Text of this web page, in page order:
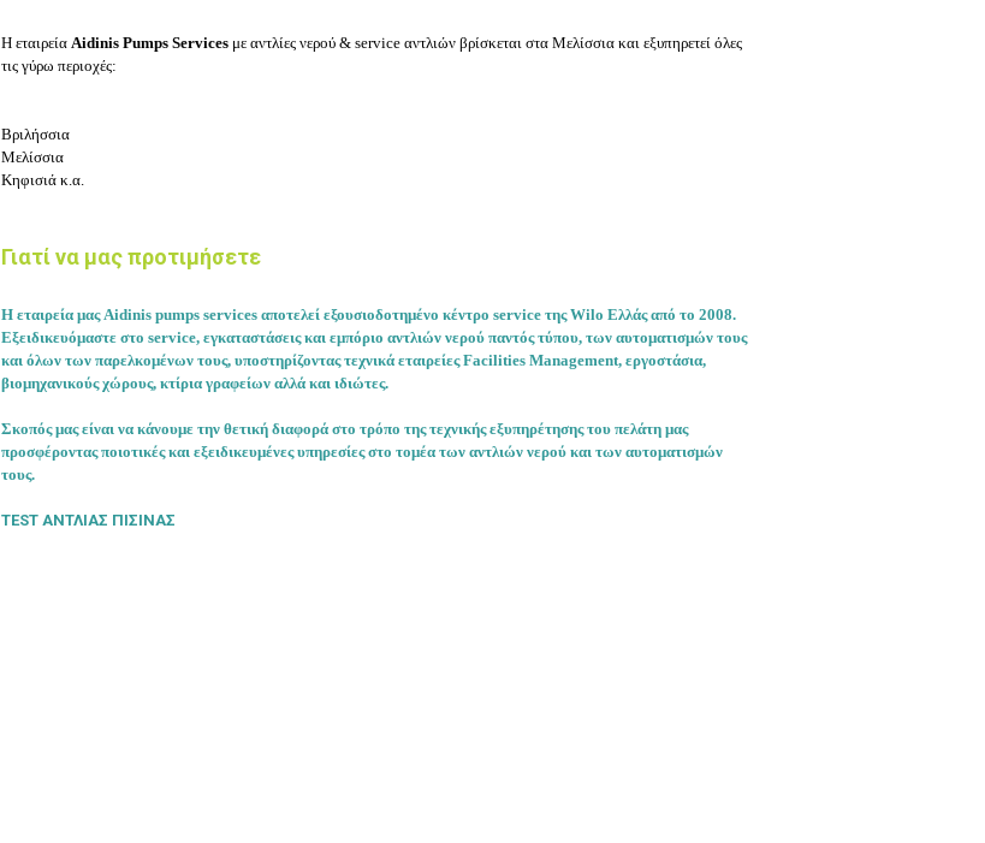
Η εταιρεία Aidinis Pumps Services με αντλίες νερού & service αντλιών βρίσκεται στα Μελίσσια και εξυπηρετεί όλες
τις γύρω περιοχές:
Βριλήσσια
Μελίσσια
Κηφισιά κ.α.
Γιατί να μας προτιμήσετε
Η εταιρεία μας Aidinis pumps services αποτελεί εξουσιοδοτημένο κέντρο service της Wilo Ελλάς από το 2008.
Εξειδικευόμαστε στο service, εγκαταστάσεις και εμπόριο αντλιών νερού παντός τύπου, των αυτοματισμών τους
και όλων των παρελκομένων τους, υποστηρίζοντας τεχνικά εταιρείες Facilities Management, εργοστάσια,
βιομηχανικούς χώρους, κτίρια γραφείων αλλά και ιδιώτες.
Σκοπός μας είναι να κάνουμε την θετική διαφορά στο τρόπο της τεχνικής εξυπηρέτησης του πελάτη μας
προσφέροντας ποιοτικές και εξειδικευμένες υπηρεσίες στο τομέα των αντλιών νερού και των αυτοματισμών
τους.
TEST ΑΝΤΛΙΑΣ ΠΙΣΙΝΑΣ